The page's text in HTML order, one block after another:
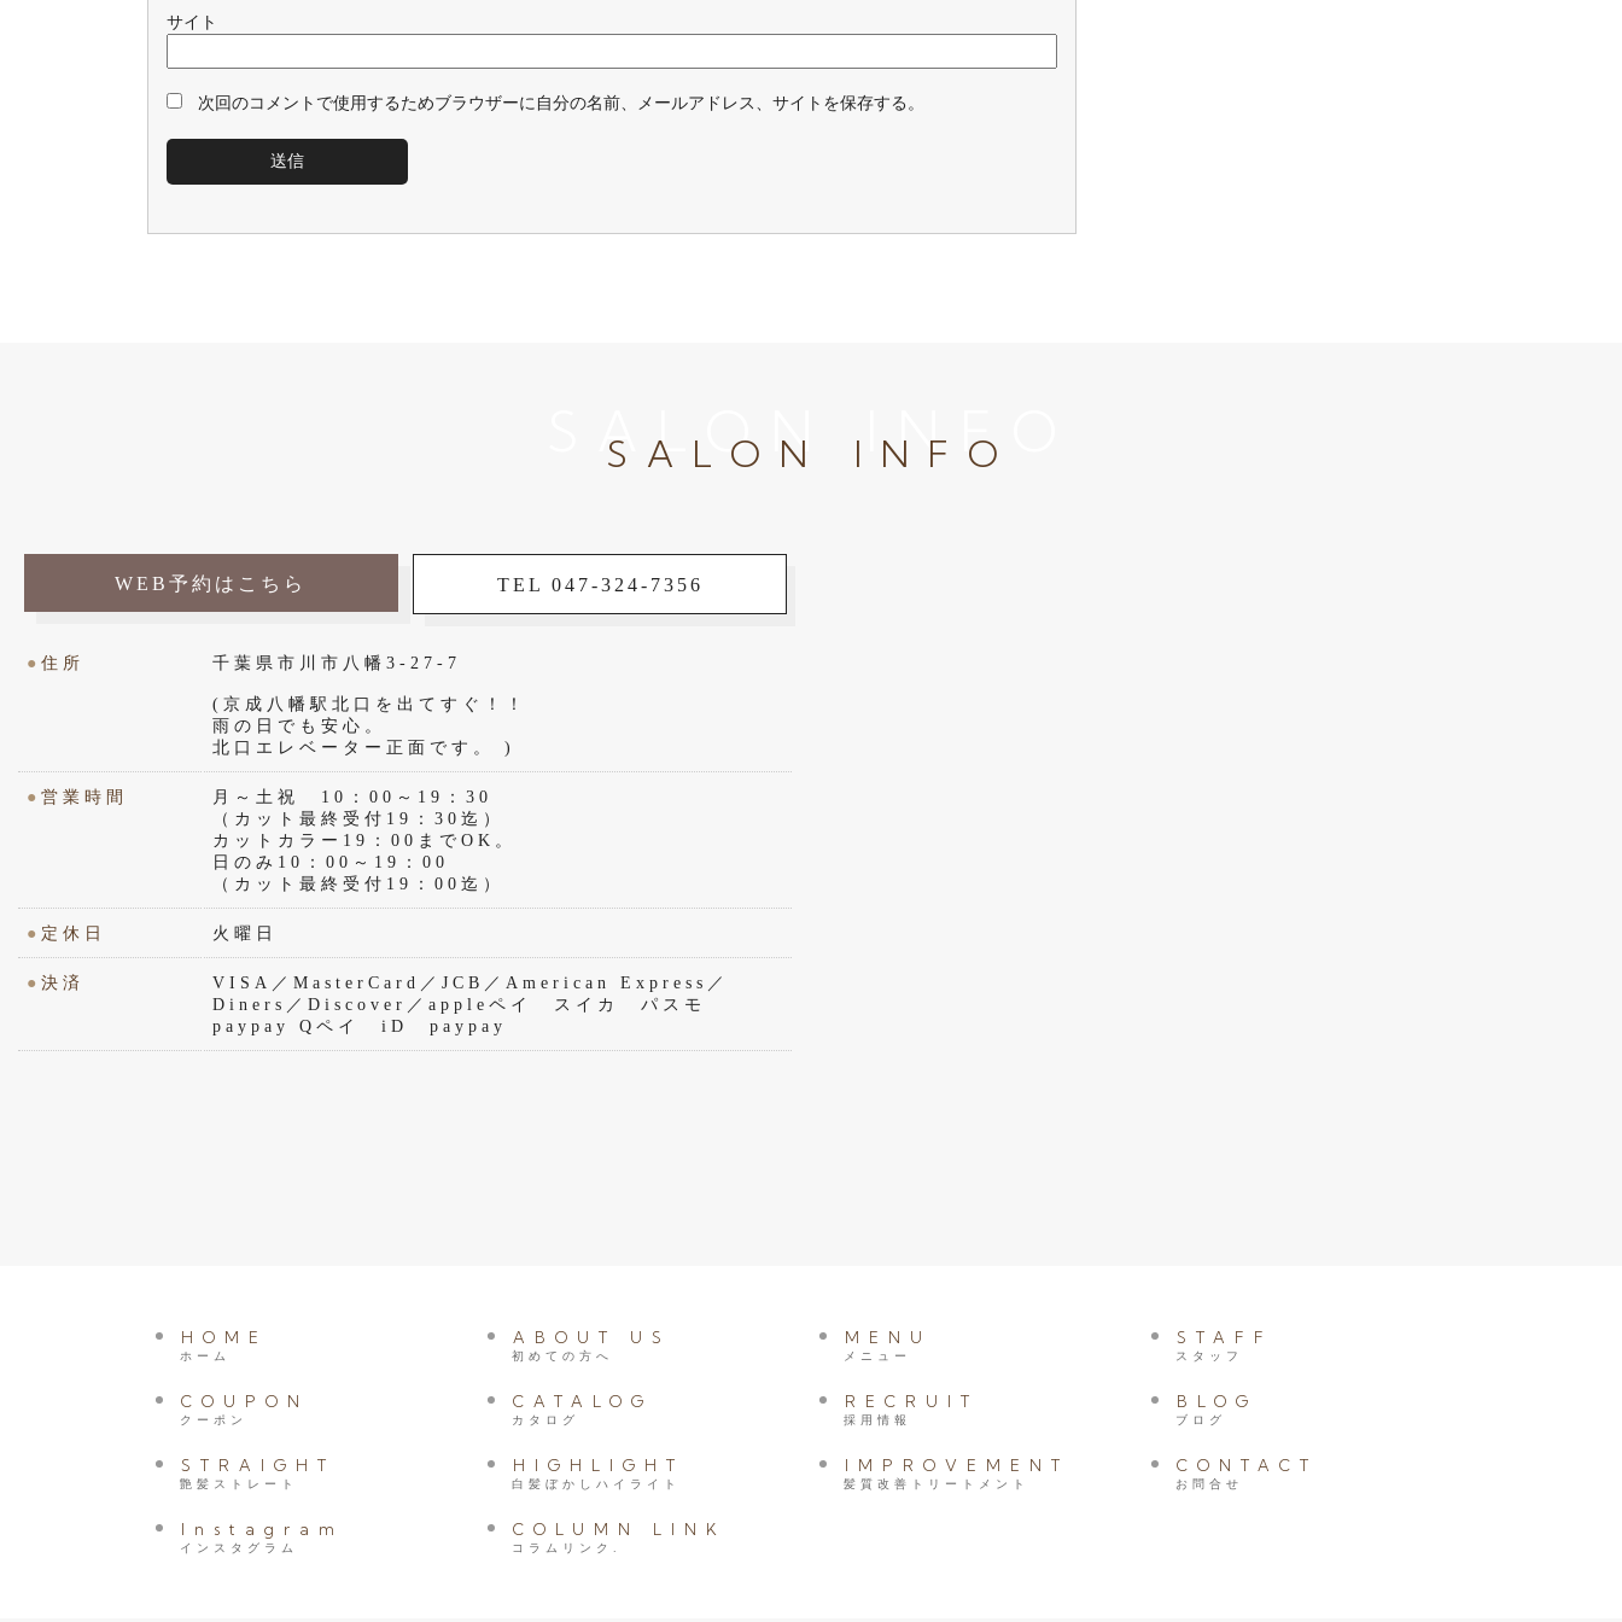
サイト
次回のコメントで使用するためブラウザーに自分の名前、メールアドレス、サイトを保存する。
SALON INFO
SALON INFO
WEB予約はこちら TEL 047-324-7356
● 住所 千葉県市川市八幡3-27-7
(京成八幡駅北口を出てすぐ！！
雨の日でも安心。
北口エレベーター正面です。 )
● 営業時間
月～土祝 10：00～19：30
（カット最終受付19：30迄）
カットカラー19：00までOK。
日のみ10：00～19：00
（カット最終受付19：00迄）
● 定休日 火曜日
● 決済
VISA／MasterCard／JCB／American Express／
Diners／Discover／appleペイ スイカ パスモ
paypay Qペイ iD paypay
HOME
ホーム
ABOUT US
初めての方へ
MENU
メニュー
STAFF
スタッフ
COUPON
クーポン
CATALOG
カタログ
RECRUIT
採用情報
BLOG
ブログ
STRAIGHT
艶髪ストレート
HIGHLIGHT
白髪ぼかしハイライト
IMPROVEMENT
髪質改善トリートメント
CONTACT
お問合せ
Instagram
インスタグラム
COLUMN LINK
コラムリンク.